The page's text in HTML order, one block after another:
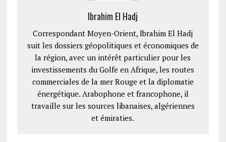
Ibrahim El Hadj
Correspondant Moyen-Orient, Ibrahim El Hadj
suit les dossiers géopolitiques et économiques de
la région, avec un intérêt particulier pour les
investissements du Golfe en Afrique, les routes
commerciales de la mer Rouge et la diplomatie
énergétique. Arabophone et francophone, il
travaille sur les sources libanaises, algériennes
et émiraties.